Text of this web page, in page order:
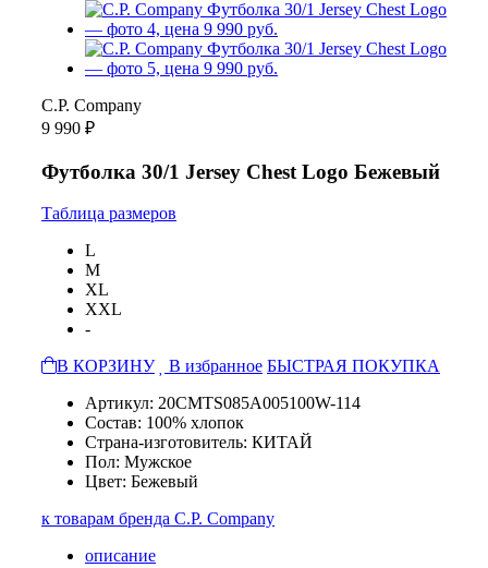
C.P. Company
9 990 ₽
Футболка 30/1 Jersey Chest Logo Бежевый
Таблица размеров
L
M
XL
XXL
-
В КОРЗИНУ
В избранное БЫСТРАЯ ПОКУПКА
Артикул: 20CMTS085A005100W-114
Состав: 100% хлопок
Страна-изготовитель: КИТАЙ
Пол: Мужское
Цвет: Бежевый
к товарам бренда C.P. Company
описание